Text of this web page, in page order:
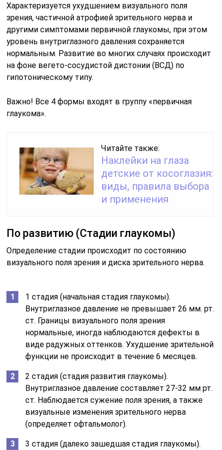
Характеризуется ухудшением визуального поля
зрения, частичной атрофией зрительного нерва и
другими симптомами первичной глаукомы, при этом
уровень внутриглазного давления сохраняется
нормальным. Развитие во многих случаях происходит
на фоне вегето-сосудистой дистонии (ВСД) по
гипотоническому типу.
Важно! Все 4 формы входят в группу «первичная
глаукома».
Читайте также:
Наклейки на глаза
детские от косоглазия:
виды, правила выбора
и применения
По развитию (Стадии глаукомы)
Определение стадии происходит по состоянию
визуального поля зрения и диска зрительного нерва.
1 стадия (начальная стадия глаукомы).
Внутриглазное давление не превышает 26 мм. рт.
ст. Границы визуального поля зрения
нормальные, иногда наблюдаются дефекты в
виде радужных оттенков. Ухудшение зрительной
функции не происходит в течение 6 месяцев.
2 стадия (стадия развития глаукомы).
Внутриглазное давление составляет 27-32 мм рт.
ст. Наблюдается сужение поля зрения, а также
визуальные изменения зрительного нерва
(определяет офтальмолог).
3 стадия (далеко зашедшая стадия глаукомы).